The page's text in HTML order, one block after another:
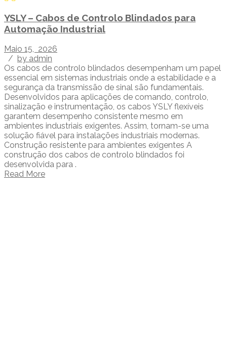
YSLY – Cabos de Controlo Blindados para
Automação Industrial
Maio 15, 2026
/ by admin
Os cabos de controlo blindados desempenham um papel
essencial em sistemas industriais onde a estabilidade e a
segurança da transmissão de sinal são fundamentais.
Desenvolvidos para aplicações de comando, controlo,
sinalização e instrumentação, os cabos YSLY flexíveis
garantem desempenho consistente mesmo em
ambientes industriais exigentes. Assim, tornam-se uma
solução fiável para instalações industriais modernas.
Construção resistente para ambientes exigentes A
construção dos cabos de controlo blindados foi
desenvolvida para .
Read More